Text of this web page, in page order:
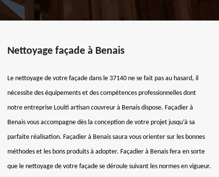
Nettoyage façade à Benais
Le nettoyage de votre façade dans le 37140 ne se fait pas au hasard, il
nécessite des équipements et des compétences professionnelles dont
notre entreprise Louiti artisan couvreur à Benais dispose. Façadier à
Benais vous accompagne dès la conception de votre projet jusqu’à sa
parfaite réalisation. Façadier à Benais saura vous orienter sur les bonnes
méthodes et les bons produits à adopter. Façadier à Benais fera en sorte
que le nettoyage de votre façade se déroule suivant les normes en vigueur.